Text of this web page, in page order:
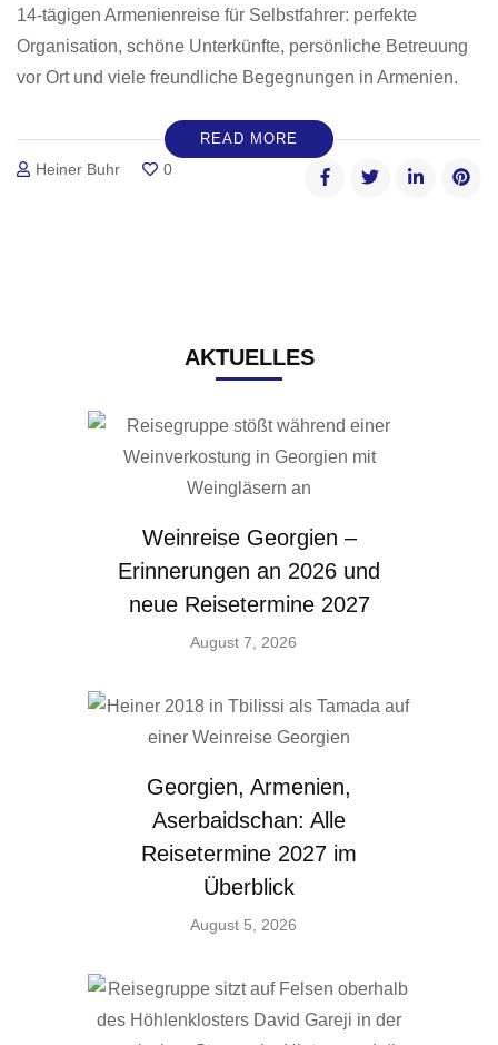
14-tägigen Armenienreise für Selbstfahrer: perfekte
Organisation, schöne Unterkünfte, persönliche Betreuung
vor Ort und viele freundliche Begegnungen in Armenien.
READ MORE
Heiner Buhr 0
AKTUELLES
Weinreise Georgien –
Erinnerungen an 2026 und
neue Reisetermine 2027
August 7, 2026
Georgien, Armenien,
Aserbaidschan: Alle
Reisetermine 2027 im
Überblick
August 5, 2026